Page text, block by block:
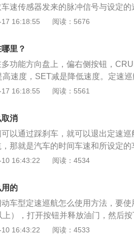
速传感器发来的脉冲信号与设定
的来调整节气门开度的增大或减小
1466mm，轴距为2700mm，油箱
16:18:55 阅读：5676
里？
功能方向盘上，偏右侧按钮，
速度，SET减是降低速度。定速
统、自动驾驶系统。朗动是现代旗
机，一款是1.6升自然吸气发动机
16:18:55 阅读：5561
取消
以通过踩刹车，就可以退出定速
那就是汽车的时间车速和所设定的
巡航。通过换挡的方式也可以退出
按‘CRUISE’按钮直接关闭定速巡
机和1.8L发动机，匹配6速手动变速
，车宽度是1775mm，高度是
长几乎是紧凑型车辆最长的车型之
16:43:22 阅读：4534
用的
车型定速巡航怎么使用方法，要
），打开按钮并释放油门，然后按
以按按钮增加速度并减速，按关闭
16:43:22 阅读：4533